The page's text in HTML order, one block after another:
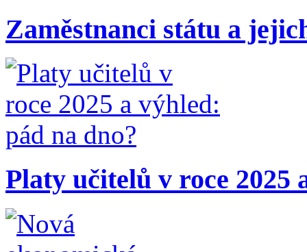
Zaměstnanci státu a
Platy učitelů v roce 2025